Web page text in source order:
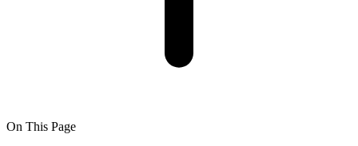
On This Page